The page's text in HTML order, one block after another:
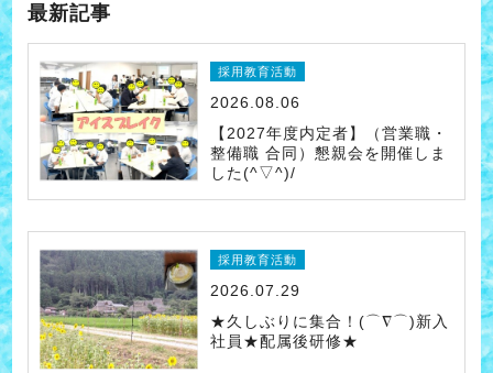
最新記事
採用教育活動
2026.08.06
【2027年度内定者】（営業職・
整備職 合同）懇親会を開催しま
した(^▽^)/
採用教育活動
2026.07.29
★久しぶりに集合！(⌒∇⌒)新入
社員★配属後研修★